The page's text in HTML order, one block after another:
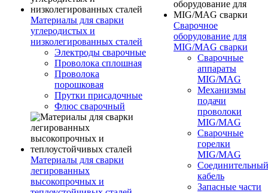
Материалы для сварки
углеродистых и
низколегированных сталей
Электроды сварочные
Проволока сплошная
Проволока
порошковая
Прутки присадочные
Флюс сварочный
Материалы для сварки
легированных
высокопрочных и
Сварочное
оборудование для
MIG/MAG сварки
Сварочные
аппараты
MIG/MAG
Механизмы
подачи
проволоки
MIG/MAG
Сварочные
горелки
MIG/MAG
Соединительный
кабель
Запасные части